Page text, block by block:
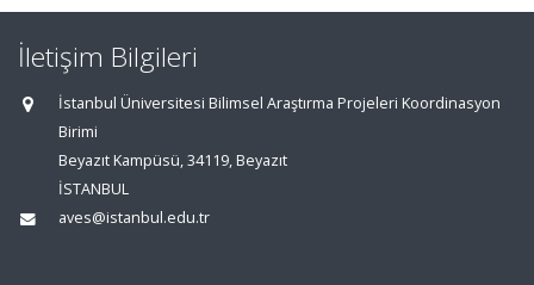
İletişim Bilgileri
İstanbul Üniversitesi Bilimsel Araştırma Projeleri Koordinasyon
Birimi
Beyazıt Kampüsü, 34119, Beyazıt
İSTANBUL
aves@istanbul.edu.tr